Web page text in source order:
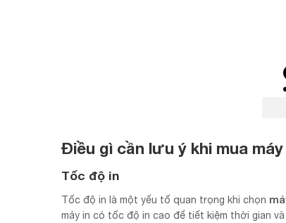
Điều gì cần lưu ý khi mua
Tốc độ in
Tốc độ in là một yếu tố quan trọng khi chọn
máy in có tốc độ in cao để tiết kiệm thời gian và